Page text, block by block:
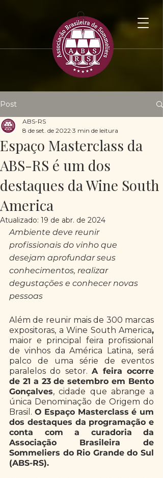
Post
Espaço Masterclass da
ABS-RS é um dos
destaques da Wine South
America
ABS-RS
8 de set. de 2022 3 min de leitura
Atualizado: 19 de abr. de 2024
Ambiente deve reunir
profissionais do vinho que
desejam aprofundar seus
conhecimentos, realizar
degustações e conhecer novas
pessoas
Além de reunir mais de 300 marcas
expositoras, a Wine South America
maior e principal feira profissional
de vinhos da América Latina, será
palco de uma série de eventos
paralelos do setor. A feira ocorre
de 21 a 23 de setembro em Bento
Gonçalves, cidade que abrange a
única Denominação de Origem do
Brasil. O Espaço Masterclass é um
dos destaques da programação e
conta com a curadoria da
Associação Brasileira de
Sommeliers do Rio Grande do Sul
(ABS-RS).